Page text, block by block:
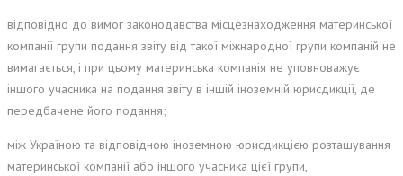
відповідно до вимог законодавства місцезнаходження материнської
компанії групи подання звіту від такої міжнародної групи компаній не
вимагається, і при цьому материнська компанія не уповноважує
іншого учасника на подання звіту в іншій іноземній юрисдикції, де
передбачене його подання;
між Україною та відповідною іноземною юрисдикцією розташування
материнської компанії або іншого учасника цієї групи,